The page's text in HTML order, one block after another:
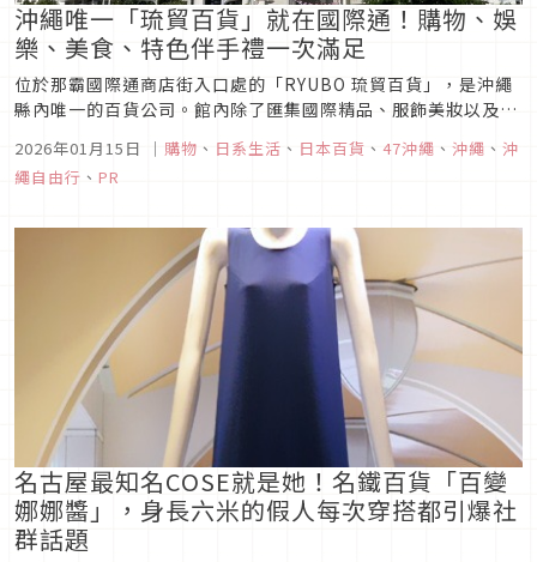
沖繩唯一「琉貿百貨」就在國際通！購物、娛
樂、美食、特色伴手禮一次滿足
位於那霸國際通商店街入口處的「RYUBO 琉貿百貨」，是沖繩
縣內唯一的百貨公司。館內除了匯集國際精品、服飾美妝以及無
情的樂園百貨店、樂園CAFÉ、琉貿果實苑、琉貿食品館等特色
店家。來到沖繩一趟，想購物、補貨或是尋找沖繩才有的在地
2026年01月15日 ｜ 購物 、 日系生活 、 日本百貨 、 47沖繩 、 沖繩 、 沖
繩自由行 、 PR
名古屋最知名COSE就是她！名鐵百貨「百變
娜娜醬」，身長六米的假人每次穿搭都引爆社
群話題